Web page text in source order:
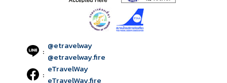
: @etravelway
@etravelway.fire
: eTravelWay
eTravelWay.fire